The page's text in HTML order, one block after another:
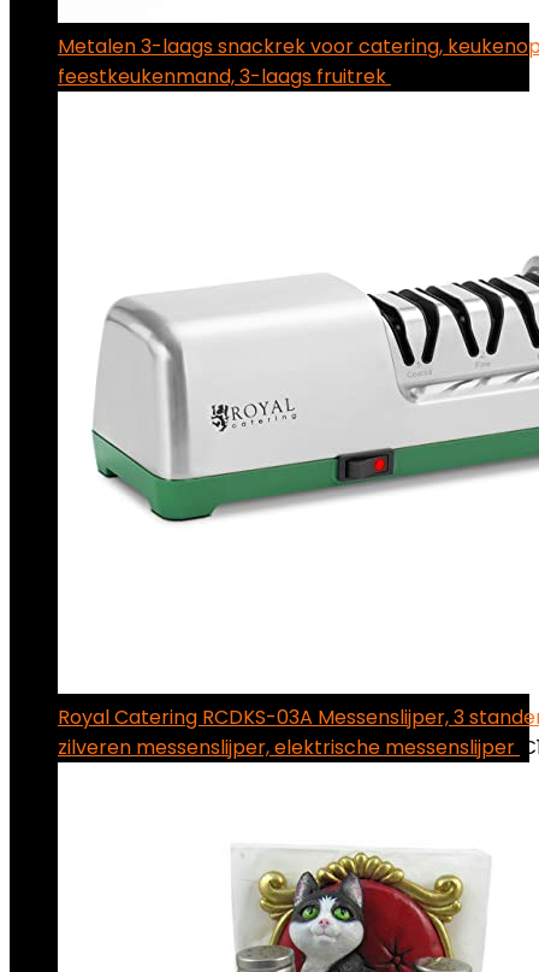
Metalen 3-laags snackrek voor catering,
feestkeukenmand, 3-laags fruitrek
Royal Catering RCDKS-03A Messenslijper, 3
zilveren messenslijper, elektrische messenslijper €